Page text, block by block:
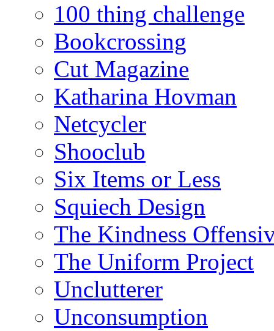
100 thing challenge
Bookcrossing
Cut Magazine
Katharina Hovman
Netcycler
Shooclub
Six Items or Less
Squiech Design
The Kindness
The Uniform Project
Unclutterer
Unconsumption